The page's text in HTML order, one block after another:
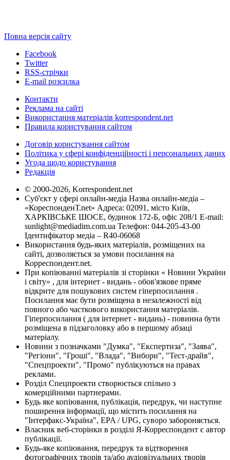
Повна версія сайту
Facebook
Twitter
RSS-стрічки
E-mail розсилка
Контакти
Реклама на сайті
Використання матеріалів korrespondent.net
Правила користування сайтом
Договір користування сайтом
Політика у сфері конфіденційності і персональних даних
Угода щодо користування
Редакція
© 2000-2026, Korrespondent.net
Суб'єкт у сфері онлайн-медіа Назва онлайн-медіа –
«КореспонденТ.net» Адреса: 02091, місто Київ,
ХАРКІВСЬКЕ ШОСЕ, будинок 172-Б, офіс 208/1 E-mail:
sunlight@mediadim.com.ua Телефон: 044-205-43-00
Ідентифікатор медіа – R40-06068
Використання будь-яких матеріалів, розміщених на
сайті, дозволяється за умови посилання на
Корреспондент.net.
При копіюванні матеріалів зі сторінки « Новини України
і світу» , для інтернет - видань - обов'язкове пряме
відкрите для пошукових систем гіперпосилання .
Посилання має бути розміщена в незалежності від
повного або часткового використання матеріалів.
Гіперпосилання ( для інтернет - видань) - повинна бути
розміщена в підзаголовку або в першому абзаці
матеріалу.
Новини з позначками "Думка", "Експертиза", "Заява",
"Регіони", "Гроші", "Влада", "Вибори", "Тест-драйв",
"Спецпроекти", "Промо" публікуються на правах
реклами.
Розділ Спецпроекти створюється спільно з
комерційними партнерами.
Будь яке копіювання, публікація, передрук, чи наступне
поширення інформації, що містить посилання на
"Інтерфакс-Україна", EPA / UPG, суворо забороняється.
Власник веб-сторінки в розділі Я-Корреспондент є автор
публікації.
Будь-яке копіювання, передрук та відтворення
фотографічних творів та/або аудіовізуальних творів